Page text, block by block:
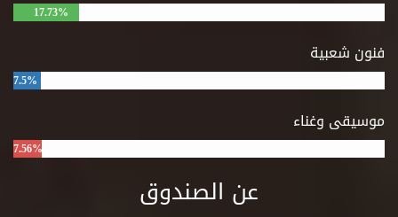
17.73%
فنون شعبية
7.5%
موسيقى وغناء
7.56%
عن الصندوق